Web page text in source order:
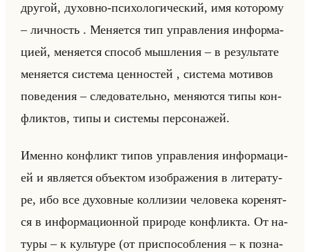
дру­гой, ду­хов­но-пси­хо­ло­ги­че­ский, имя ко­то­ро­му
– лич­ность . Ме­ня­ет­ся тип управ­ле­ния ин­фор­ма­
ци­ей, ме­ня­ет­ся спо­соб мыш­ле­ния – в ре­зульта­те
ме­ня­ет­ся си­сте­ма цен­но­стей , си­сте­ма мо­ти­вов
по­ве­де­ния – сле­до­ва­тельно, ме­ня­ют­ся типы кон­
флик­тов, типы и си­сте­мы пер­со­на­жей.
Имен­но кон­фликт типов управ­ле­ния ин­фор­ма­ци­
ей и яв­ля­ет­ся объек­том изоб­ра­же­ния в ли­те­ра­ту­
ре, ибо все ду­хов­ные кол­ли­зии че­ло­ве­ка ко­ре­нят­
ся в ин­фор­ма­ци­он­ной при­ро­де кон­флик­та. От на­
ту­ры – к культу­ре (от при­спо­соб­ле­ния – к по­зна­